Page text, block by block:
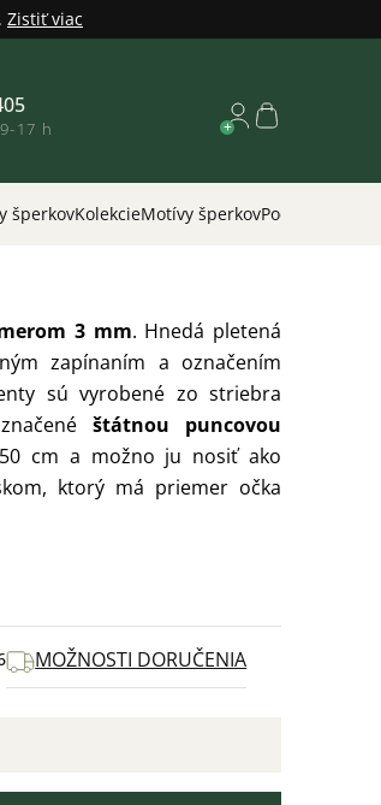
Zistiť viac
17 h
Nákupný
šperkovKolekcieMotívy šperkovPodľa
MOŽNOSTI DORUČENIA
3 mm. Hnedá pletená
zapínaním a označením
sú vyrobené zo striebra
štátnou puncovou
cm a možno ju nosiť ako
ktorý má priemer očka